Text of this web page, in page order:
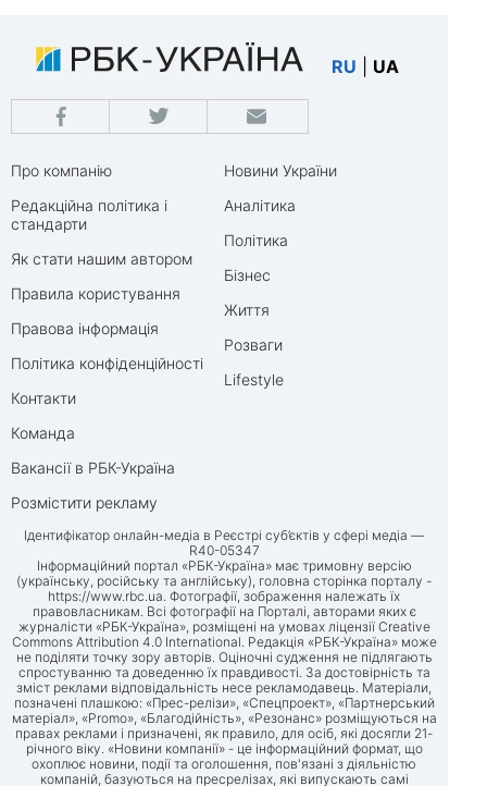
RU UA
Про компанію
Редакційна політика і
стандарти
Як стати нашим автором
Правила користування
Правова інформація
Політика конфіденційності
Контакти
Команда
Вакансії в РБК-Україна
Розмістити рекламу
Новини України
Аналітика
Політика
Бізнес
Життя
Розваги
Lifestyle
Ідентифікатор онлайн-медіа в Реєстрі суб’єктів у сфері медіа —
R40-05347
Інформаційний портал «РБК-Україна» має тримовну версію
(українську, російську та англійську), головна сторінка порталу -
https://www.rbc.ua. Фотографії, зображення належать їх
правовласникам. Всі фотографії на Порталі, авторами яких є
журналісти «РБК-Україна», розміщені на умовах ліцензії Creative
Commons Attribution 4.0 International. Редакція «РБК-Україна» може
не поділяти точку зору авторів. Оціночні судження не підлягають
спростуванню та доведенню їх правдивості. За достовірність та
зміст реклами відповідальність несе рекламодавець. Матеріали,
позначені плашкою: «Прес-релізи», «Спецпроект», «Партнерський
матеріал», «Promo», «Благодійність», «Резонанс» розміщуються на
правах реклами і призначені, як правило, для осіб, які досягли 21-
річного віку. «Новини компанії» - це інформаційний формат, що
охоплює новини, події та оголошення, пов'язані з діяльністю
компаній, базуються на пресрелізах, які випускають самі